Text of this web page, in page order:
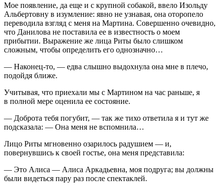
Мое появление, да еще и с крупной собакой, ввело Изольду
Альбертовну в изумление: явно не узнавая, она оторопело
переводила взгляд с меня на Мартина. Совершенно очевидно,
что Данилова не поставила ее в известность о моем
прибытии. Выражение же лица Риты было слишком
сложным, чтобы определить его однозначно…
— Наконец-то, — едва слышно выдохнула она мне в плечо,
подойдя ближе.
Учитывая, что приехали мы с Мартином на час раньше, я
в полной мере оценила ее состояние.
— Доброта тебя погубит, — так же тихо ответила я и тут же
подсказала: — Она меня не вспомнила…
Лицо Риты мгновенно озарилось радушием — и,
повернувшись к своей гостье, она меня представила:
— Это Алиса — Алиса Аркадьевна, моя подруга; вы должны
были видеться пару раз после спектаклей.